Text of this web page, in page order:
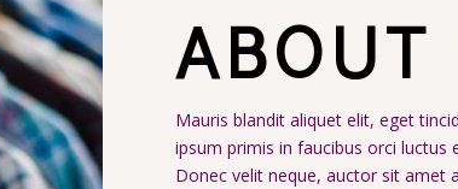
ABOUT
Mauris blandit aliquet elit, eget
ipsum primis in faucibus orci luctus
Donec velit neque, auctor sit amet